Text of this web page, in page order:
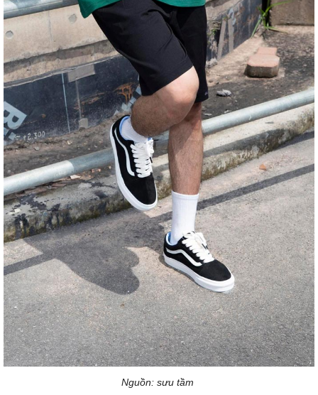
Nguồn: sưu tầm